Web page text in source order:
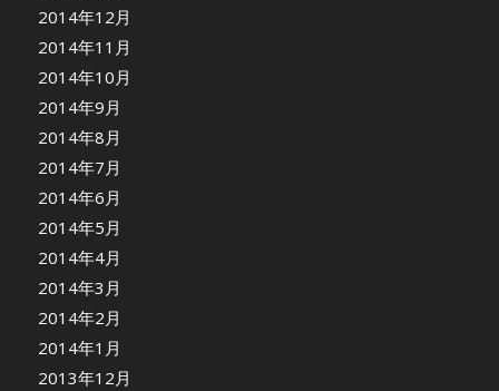
2014年12月
2014年11月
2014年10月
2014年9月
2014年8月
2014年7月
2014年6月
2014年5月
2014年4月
2014年3月
2014年2月
2014年1月
2013年12月